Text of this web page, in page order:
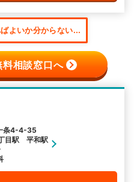
よいか分からない...
相談窓口へ
条4-4-35
目駅 平和駅